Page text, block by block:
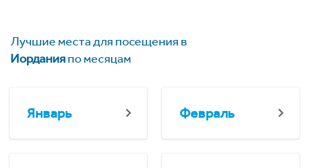
Лучшие места для посещения в
Иорданияпо месяцам
Январь Февраль